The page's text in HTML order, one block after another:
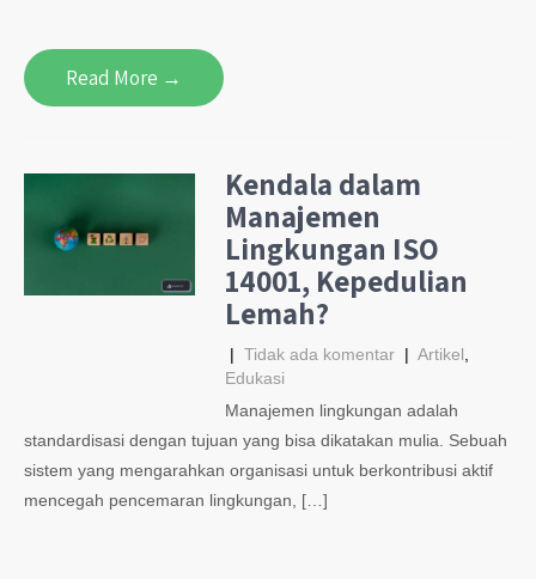
Read More →
Kendala dalam
Manajemen
Lingkungan ISO
14001, Kepedulian
Lemah?
| Tidak ada komentar | Artikel,
Edukasi
Manajemen lingkungan adalah
standardisasi dengan tujuan yang bisa dikatakan mulia. Sebuah
sistem yang mengarahkan organisasi untuk berkontribusi aktif
mencegah pencemaran lingkungan, […]